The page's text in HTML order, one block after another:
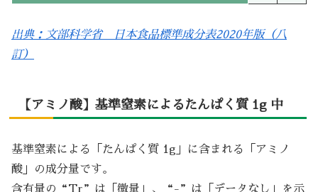
出典：文部科学省 日本食品標準成分表2020年版（八
訂）
【アミノ酸】基準窒素によるたんぱく質 1g 中
基準窒素による「たんぱく質 1g」に含まれる「アミノ
酸」の成分量です。
含有量の“Tr”は「微量」、“-”は「データなし」を示